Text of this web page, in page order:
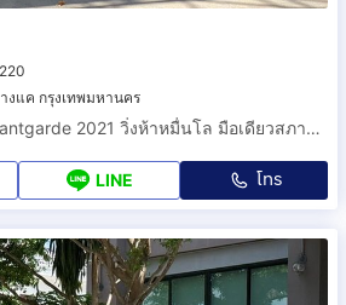
งแค กรุงเทพมหานคร
Mercedes Benz C220d Avantgarde 2021 วิ่งห้าหมื่นโล มือเดียวสภาพป้ายแดงและยังมีวารันตี MBSP เหลืออีกหลายปี
LINE โทร